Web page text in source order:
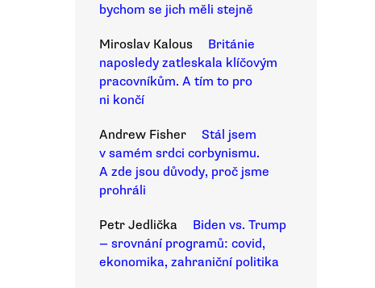
bychom se jich měli stejně
Miroslav Kalous
Británie
naposledy zatleskala klíčovým
pracovníkům. A tím to pro
ni končí
Andrew Fisher
Stál jsem
v samém srdci corbynismu.
A zde jsou důvody, proč jsme
prohráli
Petr Jedlička
Biden vs. Trump
— srovnání programů: covid,
ekonomika, zahraniční politika